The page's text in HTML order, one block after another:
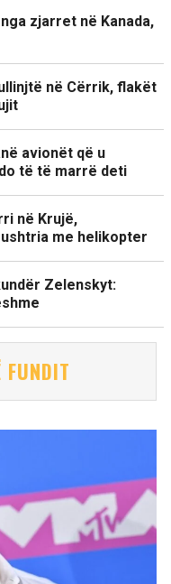
zjarret në Kanada,
në Cërrik, flakët
avionët që u
të të marrë deti
në Krujë,
me helikopter
Zelenskyt: